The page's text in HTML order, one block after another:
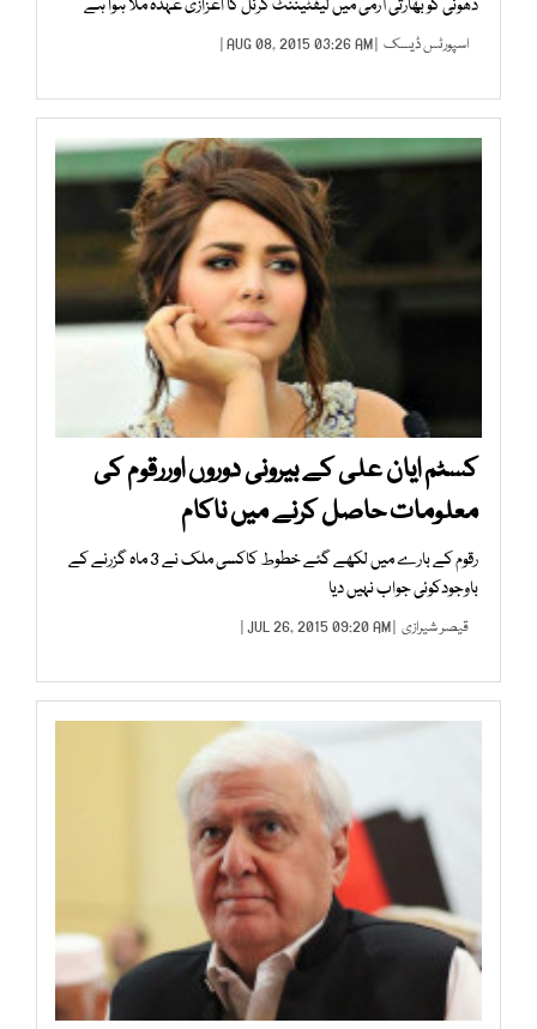
دھونی کو بھارتی آرمی میں لیفٹیننٹ کرنل کا اعزازی عہدہ ملا ہوا ہے
اسپورٹس ڈیسک
کسٹم ایان علی کے بیرونی دوروں اوررقوم کی
معلومات حاصل کرنے میں ناکام
رقوم کے بارے میں لکھے گئے خطوط کاکسی ملک نے 3 ماہ گزرنے کے
باوجودکوئی جواب نہیں دیا
قیصر شیرازی